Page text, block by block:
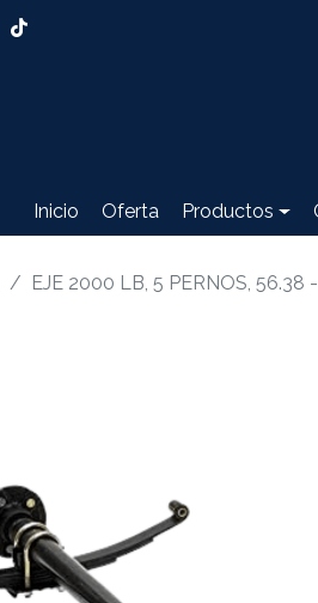
Inicio Oferta Productos
EJE 2000 LB, 5 PERNOS, 56.38